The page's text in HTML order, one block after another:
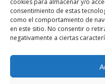
cookies para almacenar y/o
consentimiento de estas
como el comportamiento de
en este sitio. No consentir o
negativamente a ciertas
Lampista